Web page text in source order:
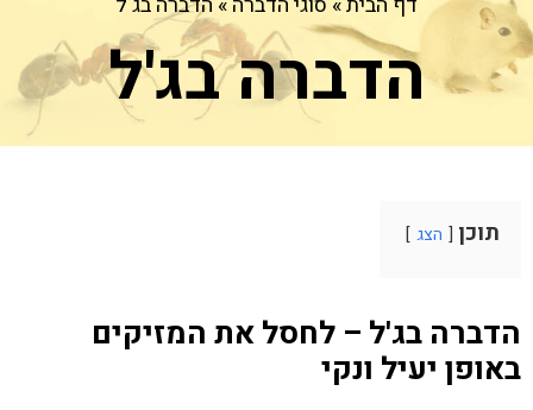
הדברה בג'ל
תוכן הצג
הדברה בג'ל – לחסל את המזיקים
באופן יעיל ונקי